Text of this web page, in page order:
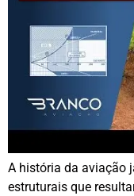
A história da aviação
estruturais que